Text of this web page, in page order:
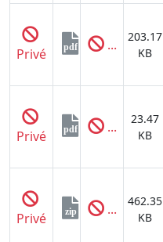
Privé pdf ...
203.17
KB
Privé pdf ...
23.47
KB
Privé zip ...
462.35
KB